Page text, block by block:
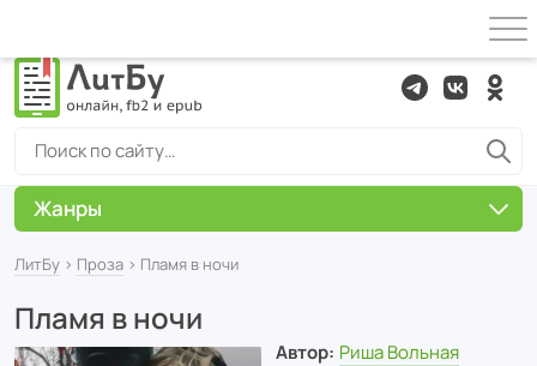
ЛитБу › Проза › Пламя в ночи
Пламя в ночи
Автор: Риша Вольная
Жанры